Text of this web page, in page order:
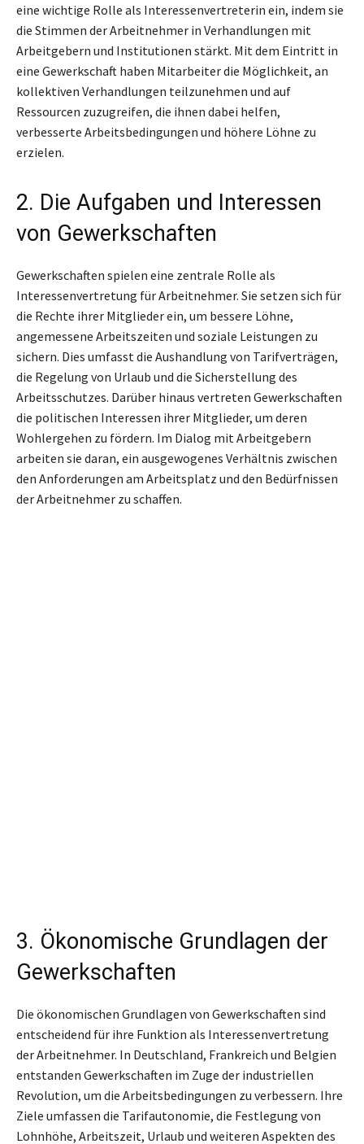
eine wichtige Rolle als Interessenvertreterin ein, indem sie
die Stimmen der Arbeitnehmer in Verhandlungen mit
Arbeitgebern und Institutionen stärkt. Mit dem Eintritt in
eine Gewerkschaft haben Mitarbeiter die Möglichkeit, an
kollektiven Verhandlungen teilzunehmen und auf
Ressourcen zuzugreifen, die ihnen dabei helfen,
verbesserte Arbeitsbedingungen und höhere Löhne zu
erzielen.
2. Die Aufgaben und Interessen
von Gewerkschaften
Gewerkschaften spielen eine zentrale Rolle als
Interessenvertretung für Arbeitnehmer. Sie setzen sich für
die Rechte ihrer Mitglieder ein, um bessere Löhne,
angemessene Arbeitszeiten und soziale Leistungen zu
sichern. Dies umfasst die Aushandlung von Tarifverträgen,
die Regelung von Urlaub und die Sicherstellung des
Arbeitsschutzes. Darüber hinaus vertreten Gewerkschaften
die politischen Interessen ihrer Mitglieder, um deren
Wohlergehen zu fördern. Im Dialog mit Arbeitgebern
arbeiten sie daran, ein ausgewogenes Verhältnis zwischen
den Anforderungen am Arbeitsplatz und den Bedürfnissen
der Arbeitnehmer zu schaffen.
3. Ökonomische Grundlagen der
Gewerkschaften
Die ökonomischen Grundlagen von Gewerkschaften sind
entscheidend für ihre Funktion als Interessenvertretung
der Arbeitnehmer. In Deutschland, Frankreich und Belgien
entstanden Gewerkschaften im Zuge der industriellen
Revolution, um die Arbeitsbedingungen zu verbessern. Ihre
Ziele umfassen die Tarifautonomie, die Festlegung von
Lohnhöhe, Arbeitszeit, Urlaub und weiteren Aspekten des